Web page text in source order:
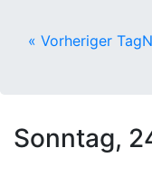
« Vorheriger Tag
Sonntag,